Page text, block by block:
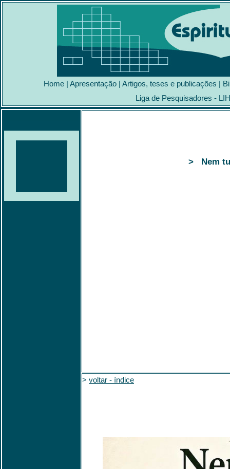
Home | Apresentação | Artigos, teses e publicações |
Liga de Pesquisadores -
> Nem
> voltar - índice